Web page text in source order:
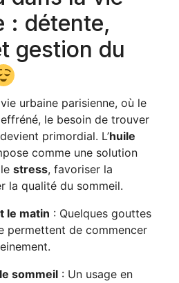
: détente,
gestion du
urbaine parisienne, où le
le besoin de trouver
primordial. L’huile
comme une solution
stress, favoriser la
la qualité du sommeil.
le matin : Quelques gouttes
permettent de commencer
sommeil : Un usage en